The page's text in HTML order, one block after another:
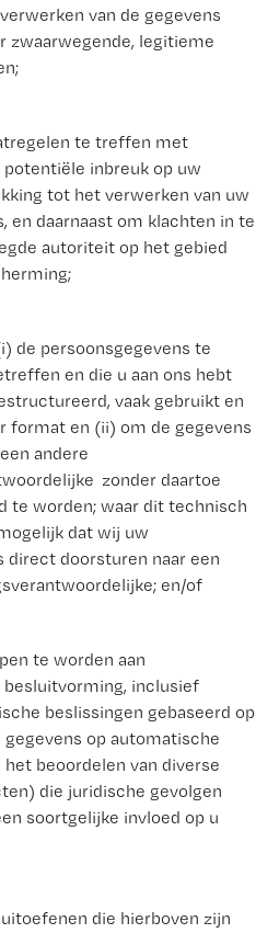
van de gegevens
zwaarwegende, legitieme
te treffen met
inbreuk op uw
tot het verwerken van uw
en daarnaast om klachten in te
autoriteit op het gebied
de persoonsgegevens te
en die u aan ons hebt
vaak gebruikt en
format en (ii) om de gegevens
andere
zonder daartoe
te worden; waar dit technisch
dat wij uw
direct doorsturen naar een
en/of
te worden aan
inclusief
beslissingen gebaseerd op
op automatische
beoordelen van diverse
die juridische gevolgen
soortgelijke invloed op u
die hierboven zijn